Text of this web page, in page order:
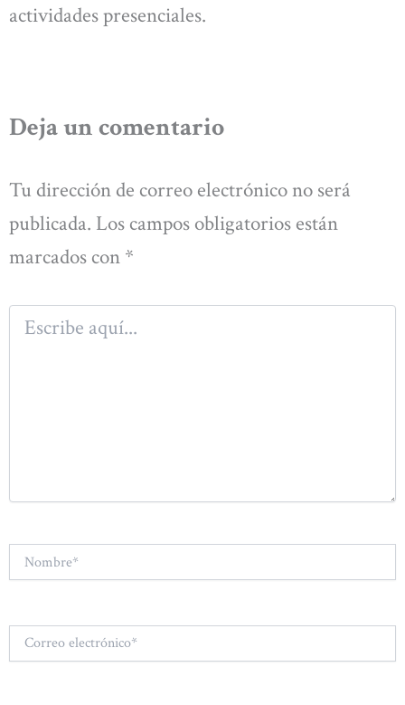
actividades presenciales.
Deja un comentario
Tu dirección de correo electrónico no será
publicada. Los campos obligatorios están
marcados con *
Escribe
aquí...
Correo
electrónico*